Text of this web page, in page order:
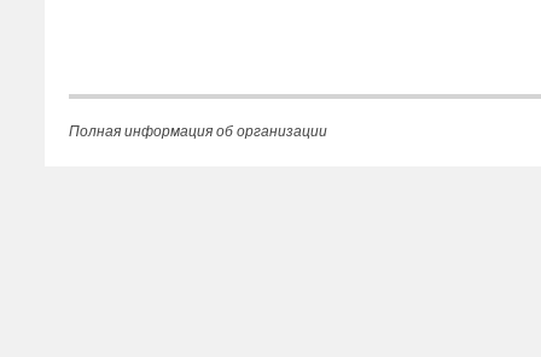
Полная информация об организации